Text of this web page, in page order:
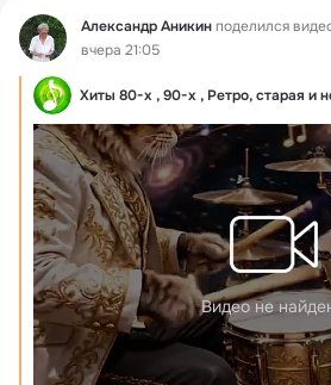
Фид Александр Аникинподелился
вчера 21:05
Хиты 80-х , 90-х , Ретро, старая и
Видео не